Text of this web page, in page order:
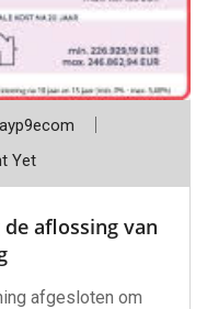
Yet
aflossing van
afgesloten om